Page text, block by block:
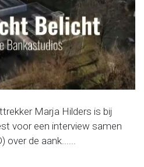
Marja Hilders is bij
voor een interview samen
over de aank......